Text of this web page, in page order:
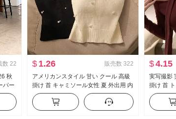
数 22
秋
パー
縮性
$ 1.26 販売数 322
アメリカンスタイル 甘い クール 高級
掛け 首 キャミソール女性 夏 外出用 内
かける インナーシャツ セクシースタ
イル ニット ベアトップ トップス
$4.15
実写撮影
掛け 首
ツ 高度
る インナ